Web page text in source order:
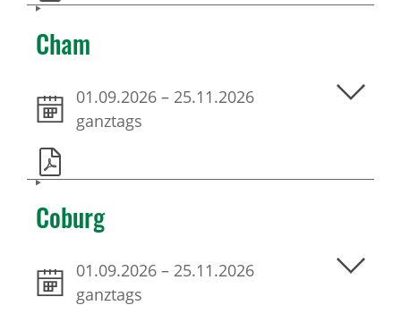
Cham
01.09.2026 – 25.11.2026
ganztags
Coburg
01.09.2026 – 25.11.2026
ganztags